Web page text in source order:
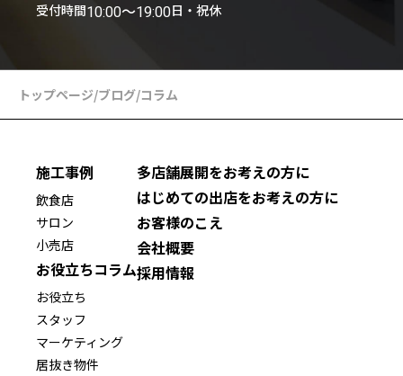
受付時間10:00〜19:00日・祝休
トップページ/ブログ/コラム
施工事例
飲食店
サロン
小売店
お役立ちコラム
お役立ち
スタッフ
マーケティング
居抜き物件
多店舗展開をお考えの方に
はじめての出店をお考えの方に
お客様のこえ
会社概要
採用情報